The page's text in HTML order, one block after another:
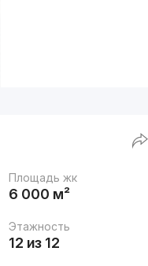
Площадь жк
6 000 м²
Этажность
12 из 12